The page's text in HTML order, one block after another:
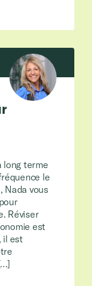
long terme
le
Nada vous
Réviser
est
il est